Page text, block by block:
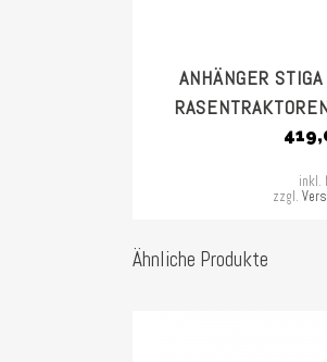
ANHÄNGER
inkl.
zzgl.
Ähnliche Produkte